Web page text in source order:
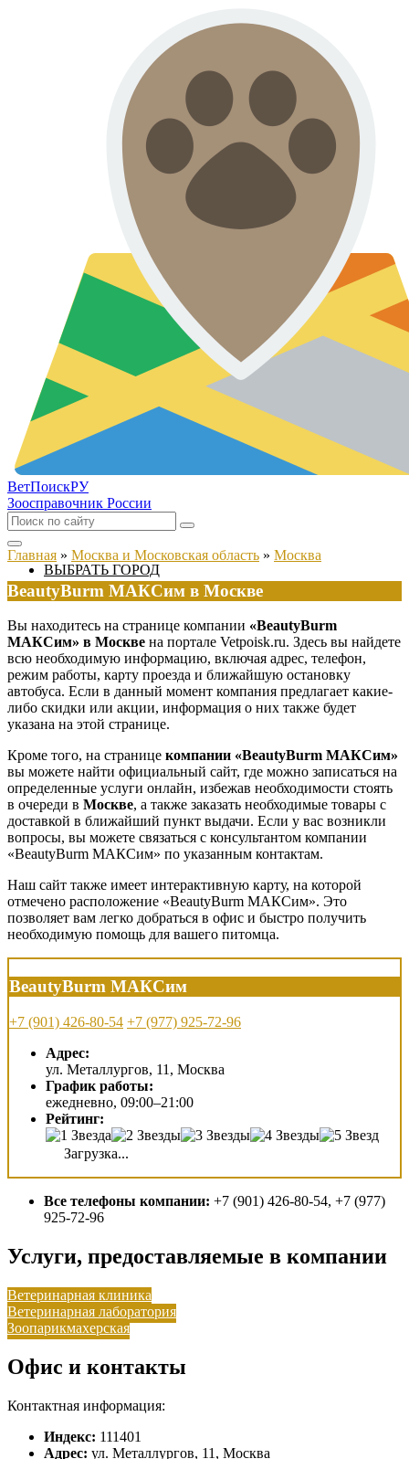
ВетПоискРУ
Зоосправочник России
ВЫБРАТЬ ГОРОД
Главная » Москва и Московская область » Москва
BeautyBurm МАКСим в Москве
Вы находитесь на странице компании «BeautyBurm
МАКСим» в Москве на портале Vetpoisk.ru. Здесь вы найдете
всю необходимую информацию, включая адрес, телефон,
режим работы, карту проезда и ближайшую остановку
автобуса. Если в данный момент компания предлагает какие-
либо скидки или акции, информация о них также будет
указана на этой странице.
Кроме того, на странице компании «BeautyBurm МАКСим»
вы можете найти официальный сайт, где можно записаться на
определенные услуги онлайн, избежав необходимости стоять
в очереди в Москве, а также заказать необходимые товары с
доставкой в ближайший пункт выдачи. Если у вас возникли
вопросы, вы можете связаться с консультантом компании
«BeautyBurm МАКСим» по указанным контактам.
Наш сайт также имеет интерактивную карту, на которой
отмечено расположение «BeautyBurm МАКСим». Это
позволяет вам легко добраться в офис и быстро получить
необходимую помощь для вашего питомца.
BeautyBurm МАКСим
+7 (901) 426-80-54 +7 (977) 925-72-96
Адрес:
ул. Металлургов, 11, Москва
График работы:
ежедневно, 09:00–21:00
Рейтинг:
Загрузка...
Все телефоны компании: +7 (901) 426-80-54, +7 (977)
925-72-96
Услуги, предоставляемые в компании
Ветеринарная клиника
Ветеринарная лаборатория
Зоопарикмахерская
Офис и контакты
Контактная информация:
Индекс: 111401
Адрес: ул. Металлургов, 11, Москва